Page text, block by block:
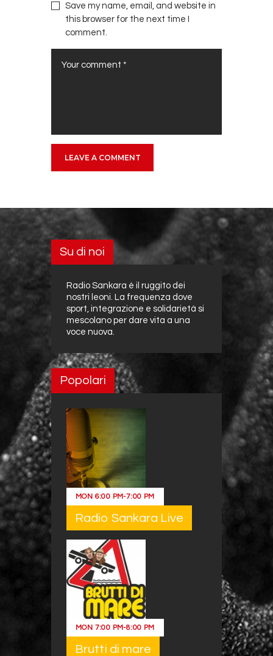
Save my name, email, and website in
this browser for the next time I
comment.
Su di noi
Radio Sankara è il ruggito dei
nostri leoni. La frequenza dove
sport, integrazione e solidarietà si
mescolano per dare vita a una
voce nuova.
Popolari
MON 6:00 PM-7:00 PM
Radio Sankara Live
MON 7:00 PM-8:00 PM
Brutti di mare